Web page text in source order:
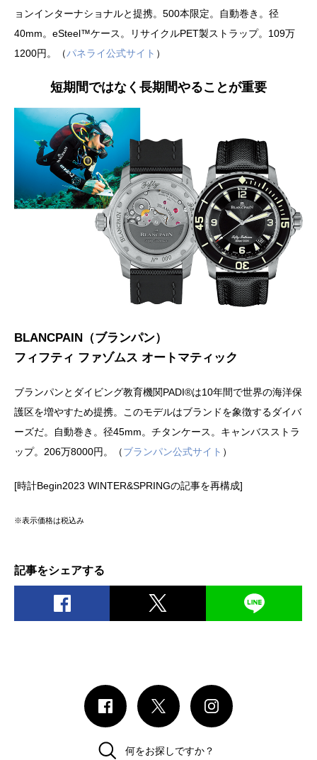
ョンインターナショナルと提携。500本限定。自動巻き。径
40mm。eSteel™ケース。リサイクルPET製ストラップ。109万
1200円。（パネライ公式サイト ）
短期間ではなく長期間やることが重要
BLANCPAIN（ブランパン）
フィフティ ファゾムス オートマティック
ブランパンとダイビング教育機関PADI®は10年間で世界の海洋保
護区を増やすため提携。このモデルはブランドを象徴するダイバ
ーズだ。自動巻き。径45mm。チタンケース。キャンバスストラ
ップ。206万8000円。（ブランパン公式サイト ）
[時計Begin2023 WINTER&SPRINGの記事を再構成]
※表示価格は税込み
記事をシェアする
何をお探しですか？